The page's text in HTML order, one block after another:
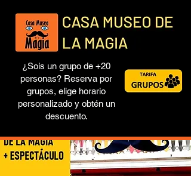
¿Sois un grupo de +20
personas? Reserva por
grupos, elige horario
personalizado y obtén un
descuento.